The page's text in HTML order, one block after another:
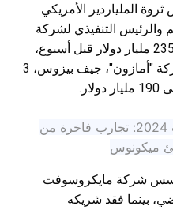
الملياردير الأمريكي
والرئيس التنفيذي لشركة
"تسلا"، إلى 229 مليار دولار من 235 مليار دولار قبل أسبوع،
كما خسر الشريك المؤسس لشركة "أمازون"، جيف بيزوس، 3
صيف المليارديرات 2024: تجارب فاخرة من
ميكونوس
شركة مايكروسوفت
بينما فقد شريكه